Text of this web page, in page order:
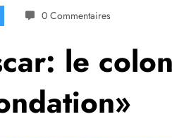
0 Commentaires
le